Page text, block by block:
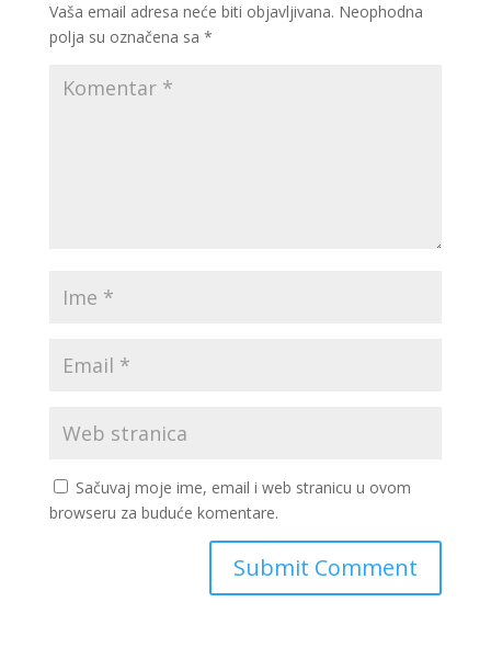
Vaša email adresa neće biti objavljivana. Neophodna
polja su označena sa *
Sačuvaj moje ime, email i web stranicu u ovom
browseru za buduće komentare.